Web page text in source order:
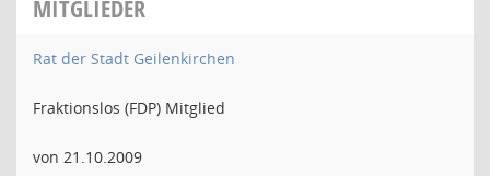
MITGLIEDER
Rat der Stadt Geilenkirchen
Fraktionslos (FDP) Mitglied
von 21.10.2009